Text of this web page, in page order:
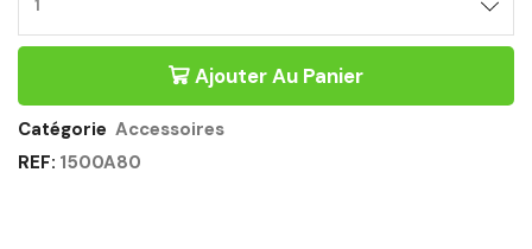
DE
1
Ajouter Au Panier
Catégorie Accessoires
REF: 1500A80